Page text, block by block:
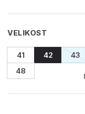
VELIKOST
41 42 43
48